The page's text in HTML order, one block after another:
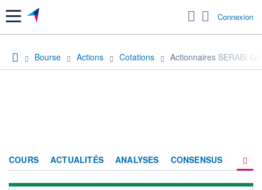
Menu Connexion
Bourse Actions Cotations Actionnaires SERABI
COURS ACTUALITÉS ANALYSES CONSENSUS